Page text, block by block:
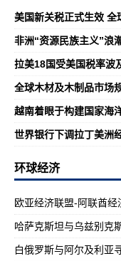
美国新关税正式生效 全
非洲“资源民族主义”浪
拉美18国受美国税率波
全球木材及木制品市场
越南着眼于构建国家海
世界银行下调拉丁美洲
环球经济
欧亚经济联盟-阿联酋
哈萨克斯坦与乌兹别克
白俄罗斯与阿尔及利亚